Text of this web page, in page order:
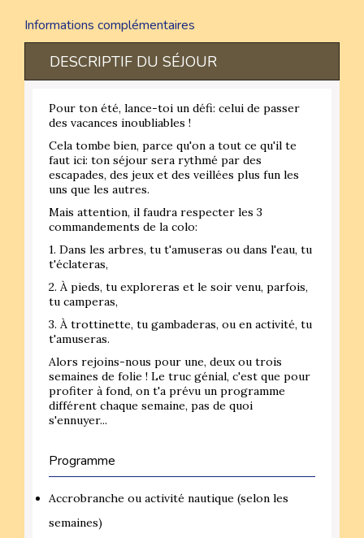
Informations complémentaires
DESCRIPTIF DU SÉJOUR
Pour ton été, lance-toi un défi: celui de passer
des vacances inoubliables !
Cela tombe bien, parce qu'on a tout ce qu'il te
faut ici: ton séjour sera rythmé par des
escapades, des jeux et des veillées plus fun les
uns que les autres.
Mais attention, il faudra respecter les 3
commandements de la colo:
1. Dans les arbres, tu t'amuseras ou dans l'eau, tu
t'éclateras,
2. À pieds, tu exploreras et le soir venu, parfois,
tu camperas,
3. À trottinette, tu gambaderas, ou en activité, tu
t'amuseras.
Alors rejoins-nous pour une, deux ou trois
semaines de folie ! Le truc génial, c'est que pour
profiter à fond, on t'a prévu un programme
différent chaque semaine, pas de quoi
s'ennuyer...
Programme
Accrobranche ou activité nautique (selon les
semaines)